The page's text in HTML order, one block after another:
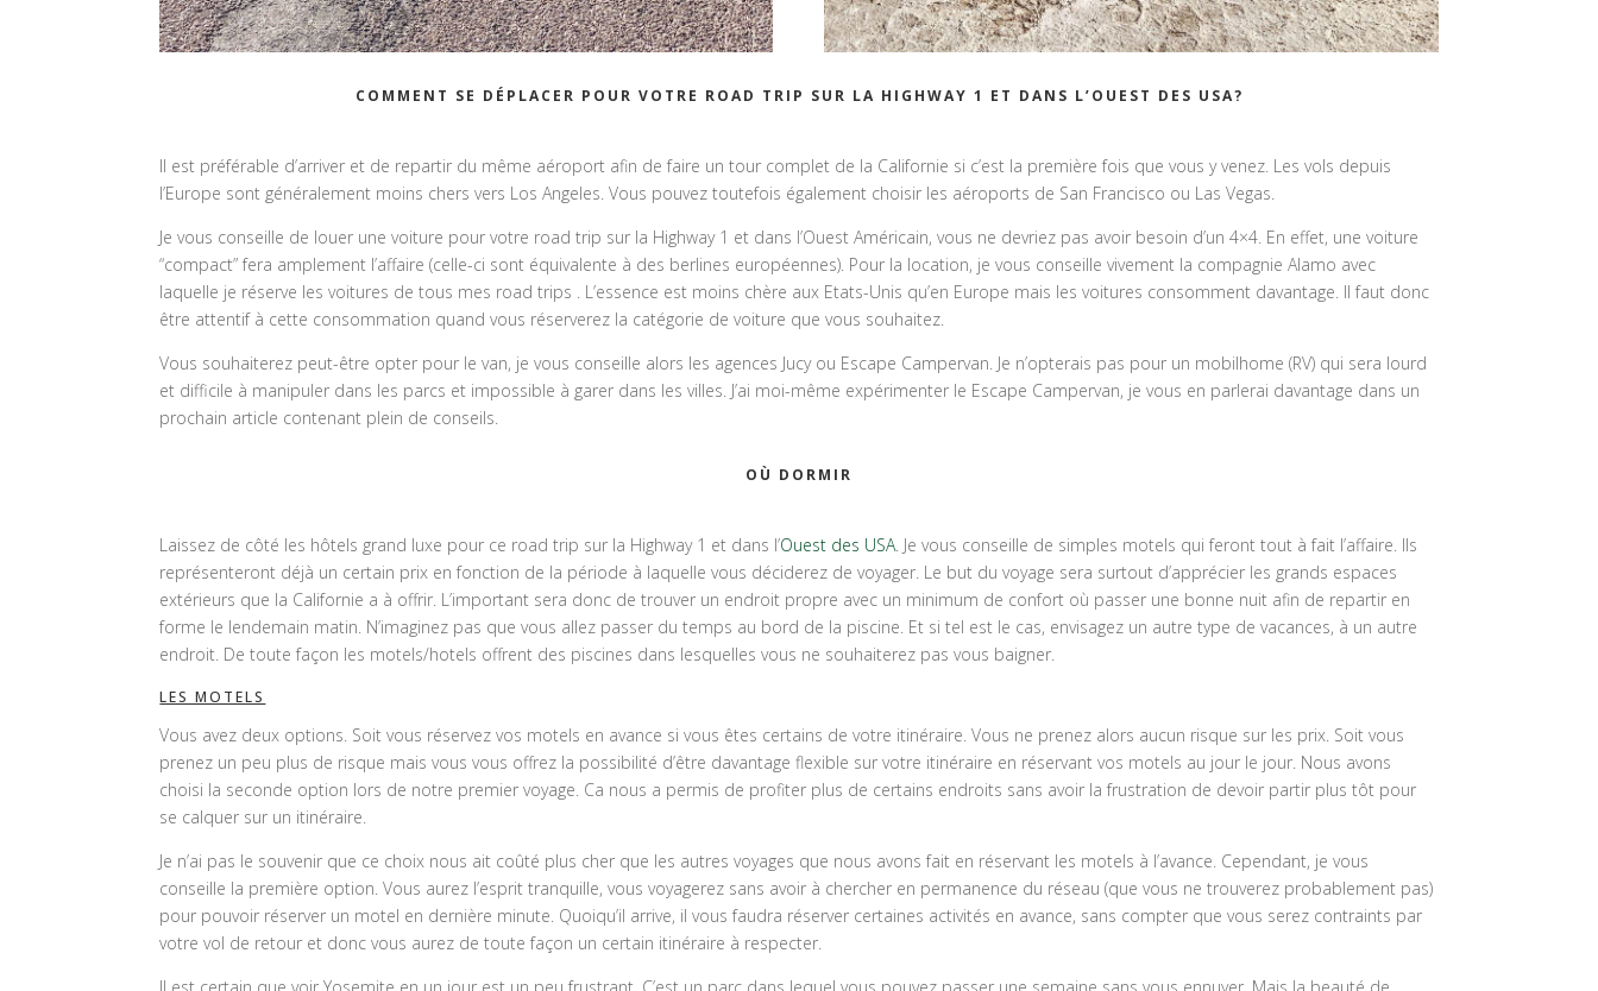
COMMENT SE DÉPLACER POUR VOTRE ROAD TRIP SUR LA HIGHWAY 1 ET DANS L’OUEST DES USA?
Il est préférable d’arriver et de repartir du même aéroport afin de faire un tour complet de la Californie si c’est la première fois que vous y venez. Les vols depuis
l’Europe sont généralement moins chers vers Los Angeles. Vous pouvez toutefois également choisir les aéroports de San Francisco ou Las Vegas.
Je vous conseille de louer une voiture pour votre road trip sur la Highway 1 et dans l’Ouest Américain, vous ne devriez pas avoir besoin d’un 4×4. En effet, une voiture
“compact” fera amplement l’affaire (celle-ci sont équivalente à des berlines européennes). Pour la location, je vous conseille vivement la compagnie Alamo avec
laquelle je réserve les voitures de tous mes road trips . L’essence est moins chère aux Etats-Unis qu’en Europe mais les voitures consomment davantage. Il faut donc
être attentif à cette consommation quand vous réserverez la catégorie de voiture que vous souhaitez.
Vous souhaiterez peut-être opter pour le van, je vous conseille alors les agences Jucy ou Escape Campervan. Je n’opterais pas pour un mobilhome (RV) qui sera lourd
et difficile à manipuler dans les parcs et impossible à garer dans les villes. J’ai moi-même expérimenter le Escape Campervan, je vous en parlerai davantage dans un
prochain article contenant plein de conseils.
OÙ DORMIR
Laissez de côté les hôtels grand luxe pour ce road trip sur la Highway 1 et dans l’Ouest des USA . Je vous conseille de simples motels qui feront tout à fait l’affaire. Ils
représenteront déjà un certain prix en fonction de la période à laquelle vous déciderez de voyager. Le but du voyage sera surtout d’apprécier les grands espaces
extérieurs que la Californie a à offrir. L’important sera donc de trouver un endroit propre avec un minimum de confort où passer une bonne nuit afin de repartir en
forme le lendemain matin. N’imaginez pas que vous allez passer du temps au bord de la piscine. Et si tel est le cas, envisagez un autre type de vacances, à un autre
endroit. De toute façon les motels/hotels offrent des piscines dans lesquelles vous ne souhaiterez pas vous baigner.
LES MOTELS
Vous avez deux options. Soit vous réservez vos motels en avance si vous êtes certains de votre itinéraire. Vous ne prenez alors aucun risque sur les prix. Soit vous
prenez un peu plus de risque mais vous vous offrez la possibilité d’être davantage flexible sur votre itinéraire en réservant vos motels au jour le jour. Nous avons
choisi la seconde option lors de notre premier voyage. Ca nous a permis de profiter plus de certains endroits sans avoir la frustration de devoir partir plus tôt pour
se calquer sur un itinéraire.
Je n’ai pas le souvenir que ce choix nous ait coûté plus cher que les autres voyages que nous avons fait en réservant les motels à l’avance. Cependant, je vous
conseille la première option. Vous aurez l’esprit tranquille, vous voyagerez sans avoir à chercher en permanence du réseau (que vous ne trouverez probablement pas)
pour pouvoir réserver un motel en dernière minute. Quoiqu’il arrive, il vous faudra réserver certaines activités en avance, sans compter que vous serez contraints par
votre vol de retour et donc vous aurez de toute façon un certain itinéraire à respecter.
Il est certain que voir Yosemite en un jour est un peu frustrant. C’est un parc dans lequel vous pouvez passer une semaine sans vous ennuyer. Mais la beauté de